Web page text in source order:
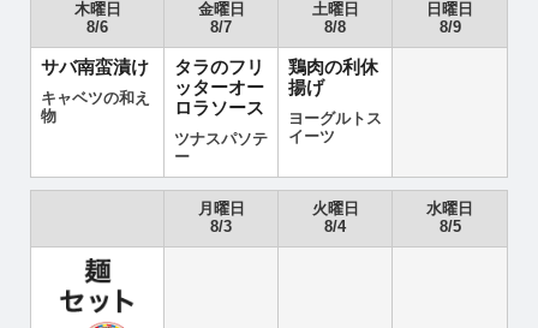
木曜日
8/6
金曜日
8/7
土曜日
8/8
日曜日
8/9
サバ南蛮漬け
キャベツの和え
物
タラのフリ
ッターオー
ロラソース
ツナスパソテ
ー
鶏肉の利休
揚げ
ヨーグルトス
イーツ
月曜日
8/3
火曜日
8/4
水曜日
8/5